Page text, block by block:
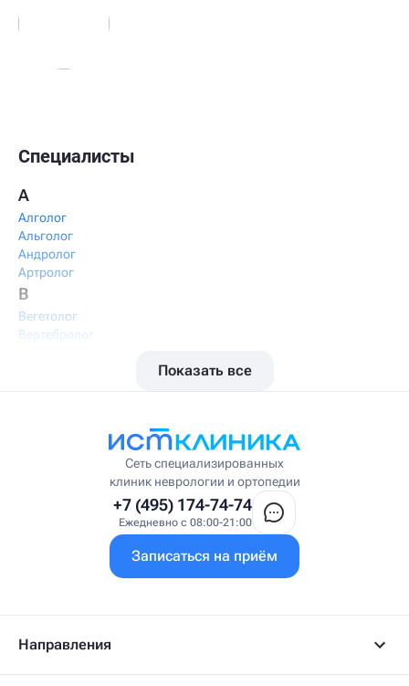
Специалисты
А
Алголог
Альголог
Андролог
Артролог
В
Вегетолог
Вертебролог
Висцеральный массажист
Врач интегративной медицины
Врач первичного приёма
Гастроэнтеролог-гепатолог
Гериатр
Гинеколог
Показать все
Сеть специализированных
клиник неврологии и ортопедии
+7 (495) 174-74-74
Ежедневно с 08:00-21:00
Записаться на приём
Направления